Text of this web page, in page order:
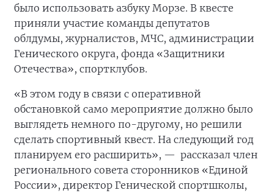
было использовать азбуку Морзе. В квесте
приняли участие команды депутатов
облдумы, журналистов, МЧС, администрации
Генического округа, фонда «Защитники
Отечества», спортклубов.
«В этом году в связи с оперативной
обстановкой само мероприятие должно было
выглядеть немного по-другому, но решили
сделать спортивный квест. На следующий год
планируем его расширить», — рассказал член
регионального совета сторонников «Единой
России», директор Генической спортшколы,